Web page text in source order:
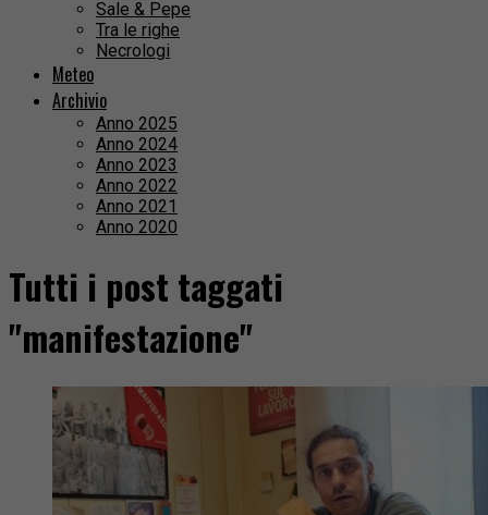
Sale & Pepe
Tra le righe
Necrologi
Meteo
Archivio
Anno 2025
Anno 2024
Anno 2023
Anno 2022
Anno 2021
Anno 2020
Tutti i post taggati
"manifestazione"